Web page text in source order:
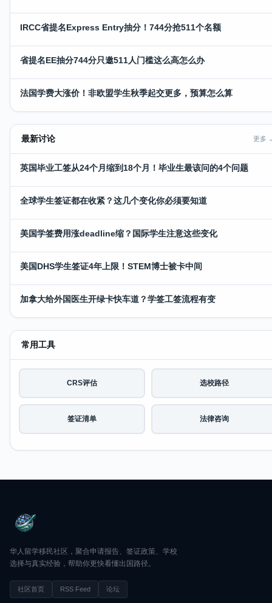
IRCC省提名Express Entry抽分！744分抢511个名额
省提名EE抽分744分只邀511人门槛这么高怎么办
法国学费大涨价！非欧盟学生秋季起交更多，预算怎么算
最新讨论 更多
英国毕业工签从24个月缩到18个月！毕业生最该问的4个问题
全球学生签证都在收紧？这几个变化你必须要知道
美国学签费用涨deadline缩？国际学生注意这些变化
美国DHS学生签证4年上限！STEM博士被卡中间
加拿大给外国医生开绿卡快车道？学签工签流程有变
常用工具
CRS评估 选校路径
签证清单 法律咨询
华人留学移民社区，聚合申请报告、签证政策、学校
选择与真实经验，帮助你更快看懂出国路径。
社区首页 RSS Feed 论坛